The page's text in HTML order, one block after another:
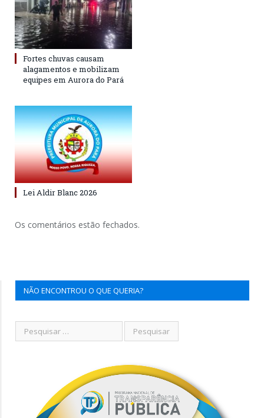
Fortes chuvas causam
alagamentos e mobilizam
equipes em Aurora do Pará
Lei Aldir Blanc 2026
Os comentários estão fechados.
NÃO ENCONTROU O QUE QUERIA?